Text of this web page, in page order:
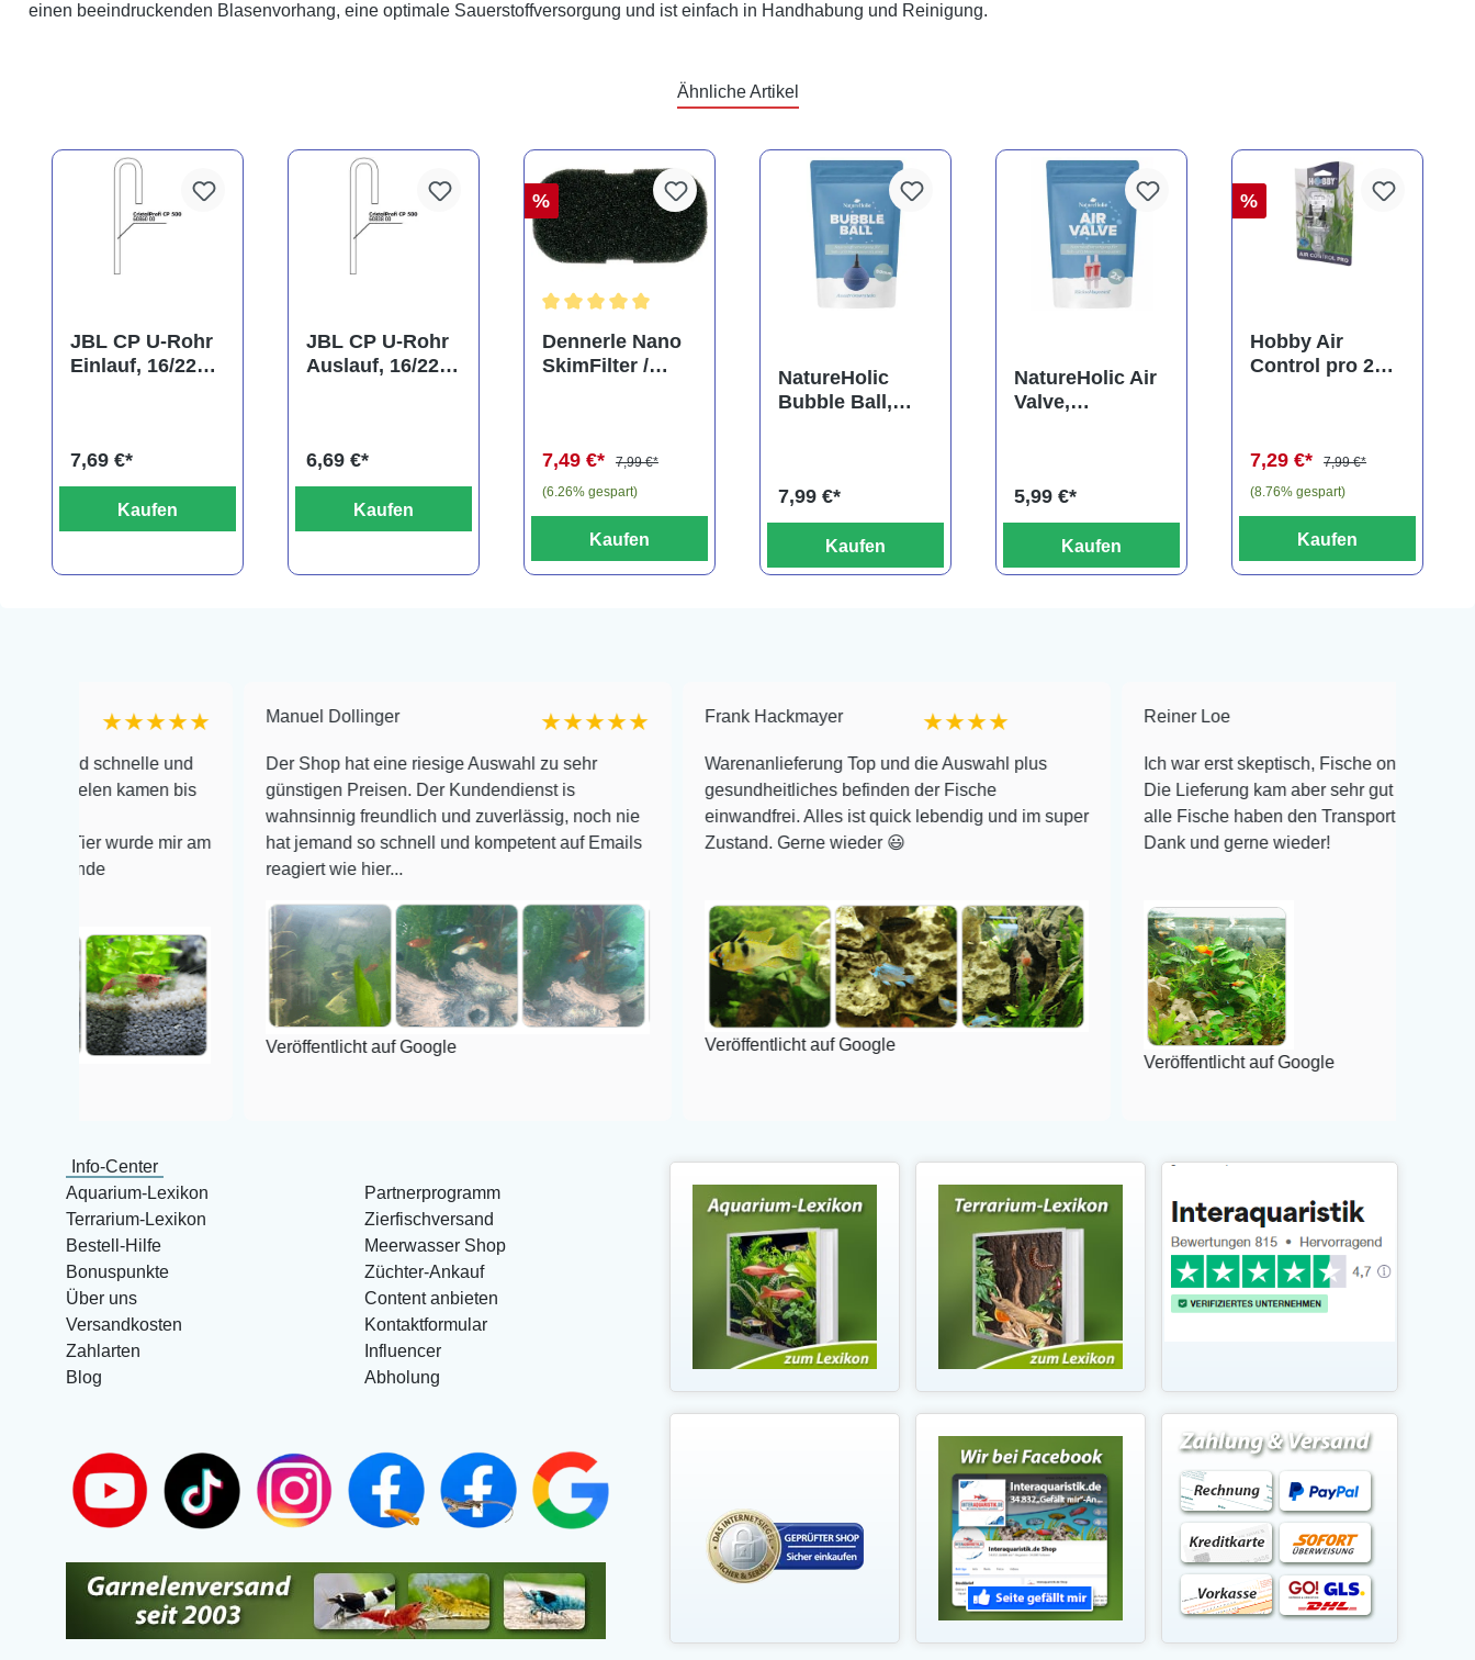
einen beeindruckenden Blasenvorhang, eine optimale Sauerstoffversorgung und ist einfach in Handhabung und Reinigung.
Ähnliche Artikel
JBL CP U-Rohr
Einlauf, 16/22
7,69 €*
Kaufen
JBL CP U-Rohr
Auslauf, 16/22
6,69 €*
Kaufen
%
Durchschnittliche Bewertung von 5 von 5 Sternen
Dennerle Nano
SkimFilter /
7,49 €*
7,99 €*
(6.26% gespart)
Kaufen
NatureHolic
Bubble Ball,
7,99 €*
Kaufen
NatureHolic Air
Valve,
5,99 €*
Kaufen
%
Hobby Air
Control pro 2
7,29 €*
7,99 €*
(8.76% gespart)
Kaufen
★★★★★
schnelle und
kamen bis
wurde mir am
Manuel Dollinger ★★★★★
Der Shop hat eine riesige Auswahl zu sehr
günstigen Preisen. Der Kundendienst is
wahnsinnig freundlich und zuverlässig, noch nie
hat jemand so schnell und kompetent auf Emails
reagiert wie hier...
Veröffentlicht auf Google
Frank Hackmayer ★★★★
Warenanlieferung Top und die Auswahl plus
gesundheitliches befinden der Fische
einwandfrei. Alles ist quick lebendig und im super
Zustand. Gerne wieder 😃
Veröffentlicht auf Google
Reiner Loe
Ich war erst skeptisch, Fische online zu bestellen!
Die Lieferung kam aber sehr gut verpackt an und
alle Fische haben den Transport überlebt! Vielen
Dank und gerne wieder!
Veröffentlicht auf Google
Info-Center
Aquarium-Lexikon
Terrarium-Lexikon
Bestell-Hilfe
Bonuspunkte
Über uns
Versandkosten
Zahlarten
Blog
Partnerprogramm
Zierfischversand
Meerwasser Shop
Züchter-Ankauf
Content anbieten
Kontaktformular
Influencer
Abholung